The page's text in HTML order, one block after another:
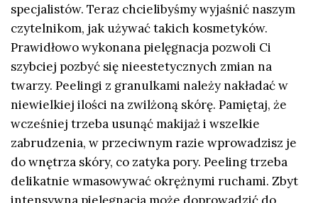
specjalistów. Teraz chcielibyśmy wyjaśnić naszym
czytelnikom, jak używać takich kosmetyków.
Prawidłowo wykonana pielęgnacja pozwoli Ci
szybciej pozbyć się nieestetycznych zmian na
twarzy. Peelingi z granulkami należy nakładać w
niewielkiej ilości na zwilżoną skórę. Pamiętaj, że
wcześniej trzeba usunąć makijaż i wszelkie
zabrudzenia, w przeciwnym razie wprowadzisz je
do wnętrza skóry, co zatyka pory. Peeling trzeba
delikatnie wmasowywać okrężnymi ruchami. Zbyt
intensywna pielęgnacja może doprowadzić do